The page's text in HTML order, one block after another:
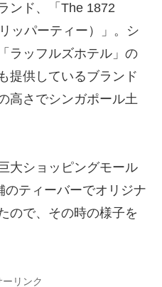
ンド、「The 1872
ッパーティー）」。シ
ラッフルズホテル」の
提供しているブランド
高さでシンガポール土
大ショッピングモール
のティーバーでオリジナ
ので、その時の様子を
ーリンク